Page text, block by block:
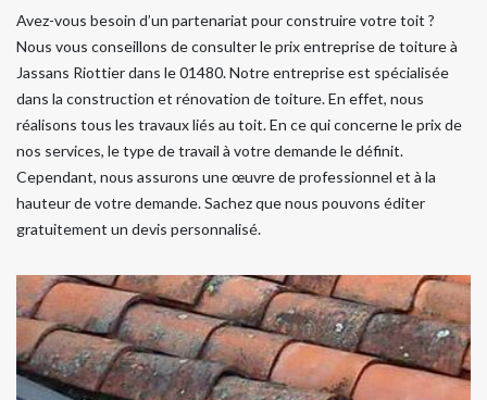
Avez-vous besoin d’un partenariat pour construire votre toit ?
Nous vous conseillons de consulter le prix entreprise de toiture à
Jassans Riottier dans le 01480. Notre entreprise est spécialisée
dans la construction et rénovation de toiture. En effet, nous
réalisons tous les travaux liés au toit. En ce qui concerne le prix de
nos services, le type de travail à votre demande le définit.
Cependant, nous assurons une œuvre de professionnel et à la
hauteur de votre demande. Sachez que nous pouvons éditer
gratuitement un devis personnalisé.